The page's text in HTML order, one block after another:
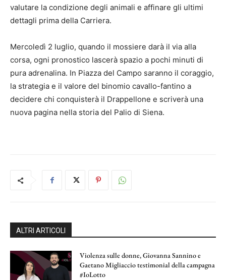
valutare la condizione degli animali e affinare gli ultimi
dettagli prima della Carriera.
Mercoledì 2 luglio, quando il mossiere darà il via alla
corsa, ogni pronostico lascerà spazio a pochi minuti di
pura adrenalina. In Piazza del Campo saranno il coraggio,
la strategia e il valore del binomio cavallo-fantino a
decidere chi conquisterà il Drappellone e scriverà una
nuova pagina nella storia del Palio di Siena.
ALTRI ARTICOLI
Violenza sulle donne, Giovanna Sannino e
Gaetano Migliaccio testimonial della campagna
#IoLotto